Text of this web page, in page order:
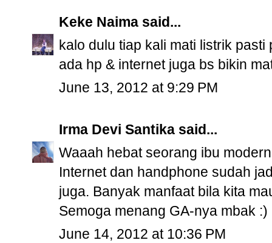
Keke Naima said...
kalo dulu tiap kali mati listrik
ada hp & internet juga bs bikin
June 13, 2012 at 9:29 PM
Irma Devi Santika said...
Waaah hebat seorang ibu
Internet dan handphone sudah
juga. Banyak manfaat bila kita
Semoga menang GA-nya mbak :)
June 14, 2012 at 10:36 PM